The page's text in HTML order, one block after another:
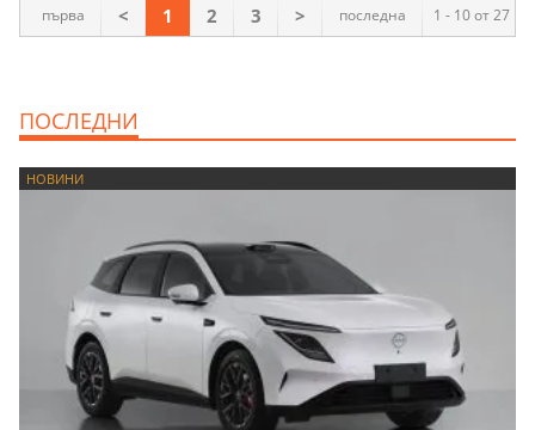
1 - 10 от 27
първа < 1 2 3 > последна
ПОСЛЕДНИ
НОВИНИ